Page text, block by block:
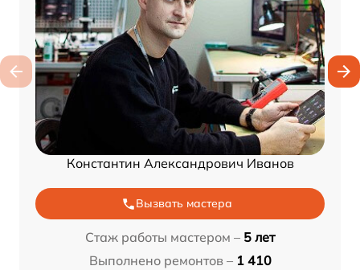
Константин Александрович Иванов
Вызвать мастера
Стаж работы мастером – 5 лет
Выполнено ремонтов – 1 410